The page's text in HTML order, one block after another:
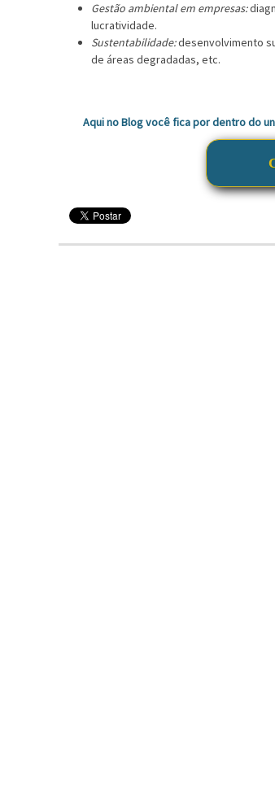
Gestão ambiental em empresas:
lucratividade.
Sustentabilidade:desenvolvimento
de áreas degradadas, etc.
Aqui no Blog você fica por dentro do